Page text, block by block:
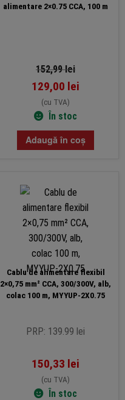
alimentare 2×0.75 CCA, 100 m
152,99lei
129,00 lei
(cu TVA)
În stoc
Adaugă în coș
Cablu de alimentare flexibil
2×0,75 mm² CCA, 300/300V, alb,
colac 100 m, MYYUP-2X0.75
PRP: 139.99 lei
150,33 lei
(cu TVA)
În stoc